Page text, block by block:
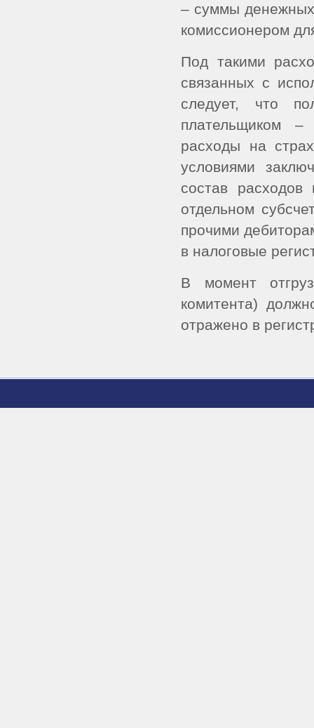
– суммы денежных
комиссионером
Под такими
связанных с
следует, что
плательщиком
расходы на
условиями
состав
отдельном
прочими
в налоговые
В момент
комитента)
отражено в